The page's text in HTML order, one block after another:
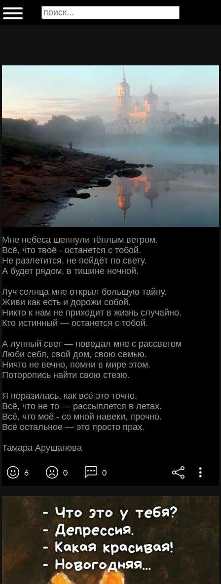
Мне небеса шепнули тёплым ветром.
Всё, что твоё - останется с тобой.
Не разлетится, не пойдёт по свету.
А будет рядом, в тишине ночной.
Луч солнца мне открыл большую тайну.
Живи как есть и дорожи собой.
Никто к нам не приходит в жизнь случайно.
Кто истинный — останется с тобой.
А лунный свет — поведал мне с рассветом
Люби себя, свой дом, свою семью.
Ничто не вечно, помни в мире этом.
Поторопись найти свою стезю.
Я поразилась, как всё это точно.
Всё, что не то — рассыплется в летах.
Всё, что моё - со мной навеки, прочно.
Всё остальное — это просто прах.
Тамара Арушанова
6 0 0